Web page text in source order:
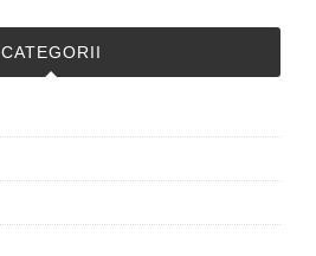
CATEGORII